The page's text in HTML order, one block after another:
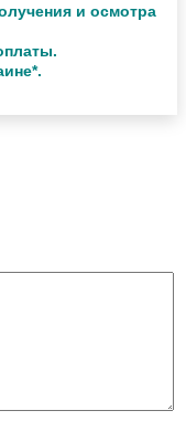
и осмотра